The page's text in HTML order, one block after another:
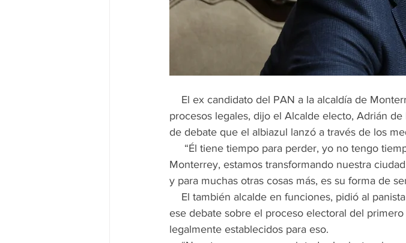
procesos legales, dijo el Alcalde electo, Adrián
de debate que el albiazul lanzó a través de los
Monterrey, estamos transformando nuestra
y para muchas otras cosas más, es su forma de
ese debate sobre el proceso electoral del
legalmente establecidos para eso.